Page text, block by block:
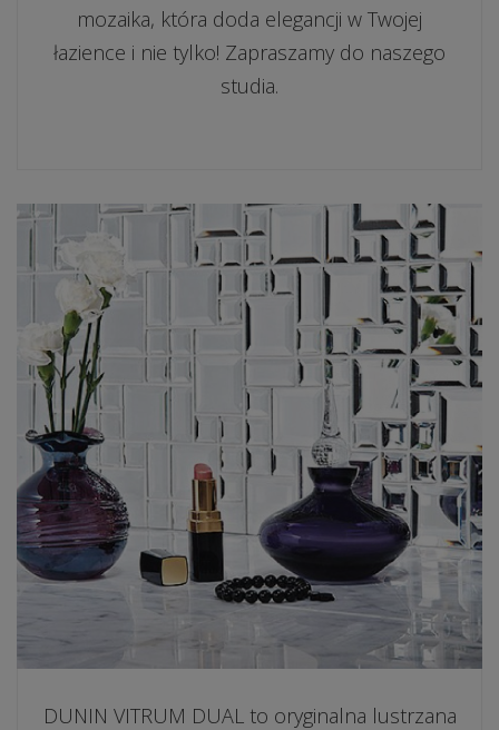
mozaika, która doda elegancji w Twojej
łazience i nie tylko! Zapraszamy do naszego
studia.
DUNIN VITRUM DUAL to oryginalna lustrzana